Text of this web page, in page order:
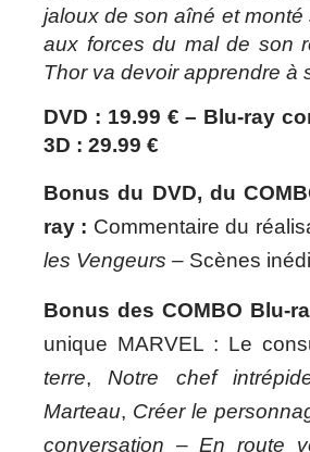
jaloux de son aîné et
aux forces du mal de son
Thor va devoir apprendre
DVD : 19.99 € – Blu-ray
3D : 29.99 €
Bonus du DVD, du
ray : Commentaire du
les Vengeurs – Scènes
Bonus des COMBO Blu-
unique MARVEL : Le
terre,Notre chef
Marteau, Créer le
conversation –En route